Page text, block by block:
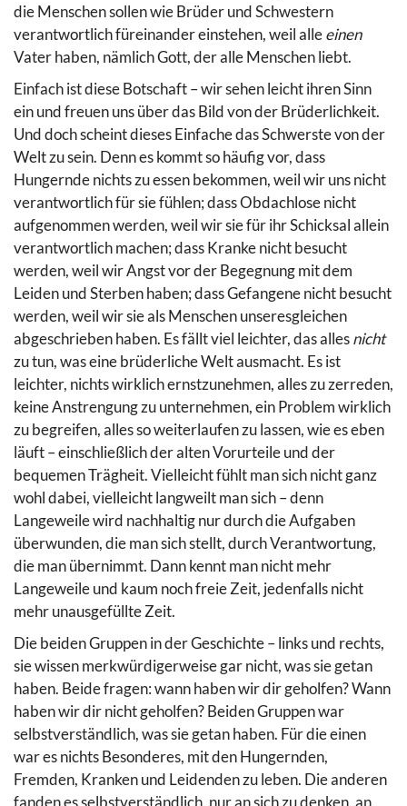
die Menschen sollen wie Brüder und Schwestern
verantwortlich füreinander einstehen, weil alleeinen
Vater haben, nämlich Gott, der alle Menschen liebt.
Einfach ist diese Botschaft – wir sehen leicht ihren Sinn
ein und freuen uns über das Bild von der Brüderlichkeit.
Und doch scheint dieses Einfache das Schwerste von der
Welt zu sein. Denn es kommt so häufig vor, dass
Hungernde nichts zu essen bekommen, weil wir uns nicht
verantwortlich für sie fühlen; dass Obdachlose nicht
aufgenommen werden, weil wir sie für ihr Schicksal allein
verantwortlich machen; dass Kranke nicht besucht
werden, weil wir Angst vor der Begegnung mit dem
Leiden und Sterben haben; dass Gefangene nicht besucht
werden, weil wir sie als Menschen unseresgleichen
abgeschrieben haben. Es fällt viel leichter, das allesnicht
zu tun, was eine brüderliche Welt ausmacht. Es ist
leichter, nichts wirklich ernstzunehmen, alles zu zerreden,
keine Anstrengung zu unternehmen, ein Problem wirklich
zu begreifen, alles so weiterlaufen zu lassen, wie es eben
läuft – einschließlich der alten Vorurteile und der
bequemen Trägheit. Vielleicht fühlt man sich nicht ganz
wohl dabei, vielleicht langweilt man sich – denn
Langeweile wird nachhaltig nur durch die Aufgaben
überwunden, die man sich stellt, durch Verantwortung,
die man übernimmt. Dann kennt man nicht mehr
Langeweile und kaum noch freie Zeit, jedenfalls nicht
mehr unausgefüllte Zeit.
Die beiden Gruppen in der Geschichte – links und rechts,
sie wissen merkwürdigerweise gar nicht, was sie getan
haben. Beide fragen: wann haben wir dir geholfen? Wann
haben wir dir nicht geholfen? Beiden Gruppen war
selbstverständlich, was sie getan haben. Für die einen
war es nichts Besonderes, mit den Hungernden,
Fremden, Kranken und Leidenden zu leben. Die anderen